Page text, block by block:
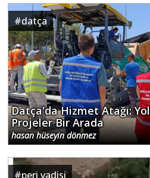
#datça
Datça'da Hizmet Atağı:
Projeler Bir Arada
hasan hüseyin dönmez
#peri vadisi